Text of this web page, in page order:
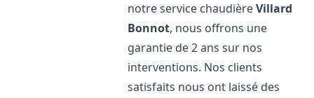
notre service chaudièreVillard
Bonnot, nous offrons une
garantie de 2 ans sur nos
interventions. Nos clients
satisfaits nous ont laissé des